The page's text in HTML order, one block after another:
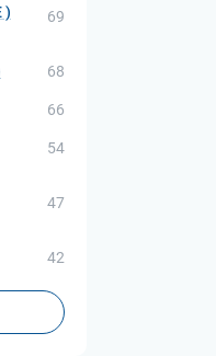
)
69
68
66
54
47
42